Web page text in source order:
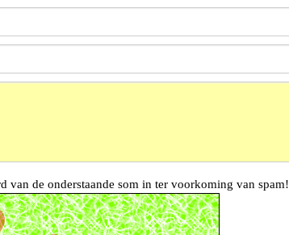
van de onderstaande som in ter voorkoming van spam!